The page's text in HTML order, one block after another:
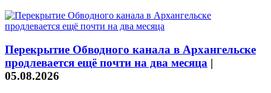
Перекрытие Обводного канала в Архангельске
продлевается ещё почти на два месяца |
05.08.2026